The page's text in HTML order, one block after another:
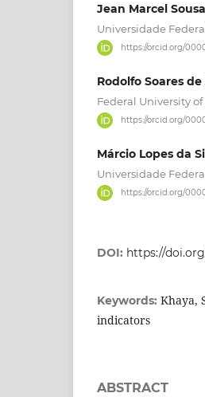
Jean Marcel
Universidade
https://orcid.org/
Rodolfo Soares
Federal University of
https://orcid.org/
Márcio Lopes da
Universidade
https://orcid.org/
DOI: https://
Keywords: Khaya,
indicators
ABSTRACT